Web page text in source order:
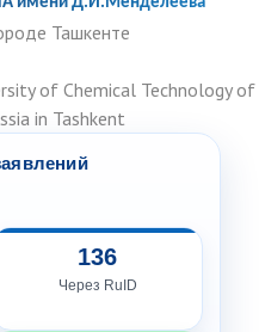
Ташкенте
of Chemical Technology of
in Tashkent
136
Через RuID